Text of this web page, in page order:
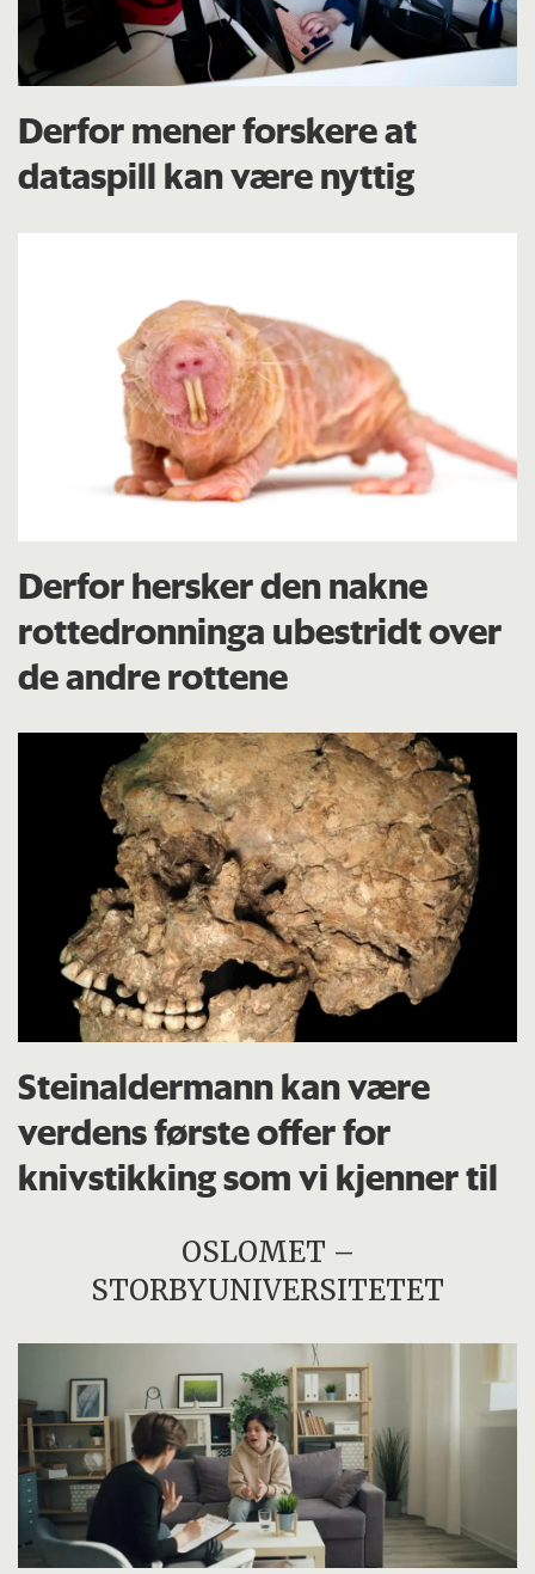
Derfor mener forskere at
dataspill kan være nyttig
Derfor hersker den nakne
rottedronninga ubestridt over
de andre rottene
Steinaldermann kan være
verdens første offer for
knivstikking som vi kjenner til
OSLOMET –
STORBYUNIVERSITETET